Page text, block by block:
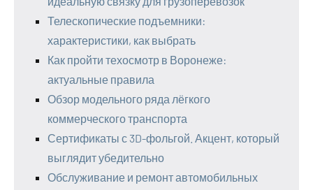
Телескопические подъемники:
характеристики, как выбрать
Как пройти техосмотр в Воронеже:
актуальные правила
Обзор модельного ряда лёгкого
коммерческого транспорта
Сертификаты с 3D-фольгой. Акцент, который
выглядит убедительно
Обслуживание и ремонт автомобильных